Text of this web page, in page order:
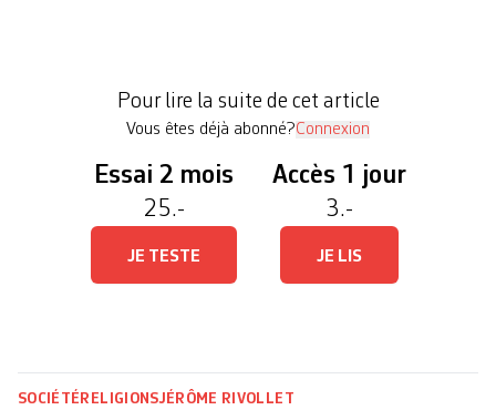
Pour lire la suite de cet article
Vous êtes déjà abonné?Connexion
Essai 2 mois
25.-
JE TESTE
Accès 1 jour
3.-
JE LIS
SOCIÉTÉ RELIGIONSJÉRÔME RIVOLLET